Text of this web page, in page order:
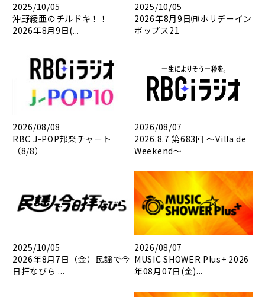
2025/10/05
沖野綾亜のチルドキ！！
2026年8月9日(...
2025/10/05
2026年8月9日㈰ホリデーイン
ポップス21
2026/08/08
RBC J-POP邦楽チャート
（8/8）
2026/08/07
2026.8.7 第683回 ～Villa de
Weekend～
2025/10/05
2026年8月7日（金）民謡で今
日拝なびら ...
2026/08/07
MUSIC SHOWER Plus+ 2026
年08月07日(金)...